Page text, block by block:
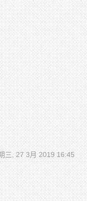
三, 27 3月 2019 16:45